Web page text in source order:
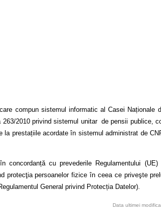
compun sistemul informatic al Casei Naționale
2010 privind sistemul unitar de pensii publice,
la prestațiile acordate în sistemul administrat de
concordanță cu prevederile Regulamentului (UE)
protecţia persoanelor fizice în ceea ce priveşte
General privind Protecția Datelor).
Data ultimei